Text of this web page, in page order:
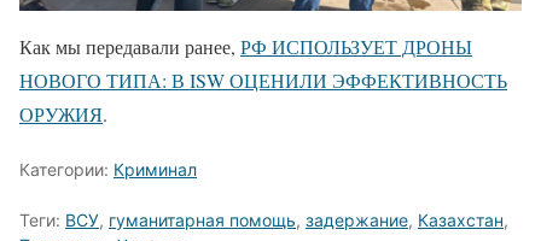
Как мы передавали ранее, РФ ИСПОЛЬЗУЕТ ДРОНЫ
НОВОГО ТИПА: В ISW ОЦЕНИЛИ ЭФФЕКТИВНОСТЬ
ОРУЖИЯ.
Категории: Криминал
Теги: ВСУ, гуманитарная помощь, задержание, Казахстан,